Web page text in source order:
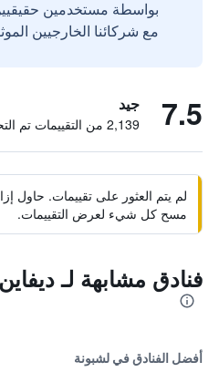
مع شركائنا الخارجيين
7.5 جيد
2,139 من التقييمات تم التحقق منها
لم يتم العثور على تقييمات. حاول
مسح كل شيء لعرض التقييمات.
فنادق مشابهة لـ
أفضل الفنادق في لشبونة